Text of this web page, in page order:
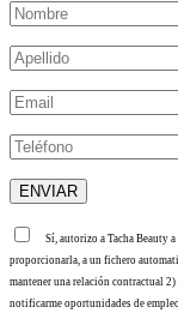
Sí, autorizo a Tacha Beauty
proporcionarla, a un fichero
mantener una relación contractual
notificarme oportunidades de